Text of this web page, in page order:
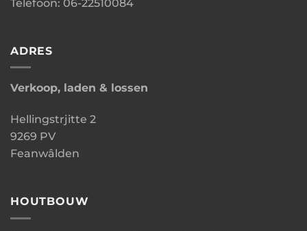
Telefoon: 06-22510084
ADRES
Verkoop, laden & lossen
Hellingstrjitte 2
9269 PV
Feanwâlden
HOUTBOUW